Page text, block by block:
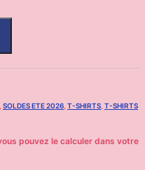
SOLDES ETE 2026 T-SHIRTS T-SHIRTS